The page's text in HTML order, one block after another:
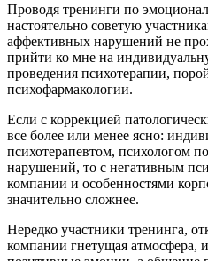
Проводя тренинги по
настоятельно советую
аффективных нарушений не
прийти ко мне на
проведения психотерапии,
психофармакологии.
Если с коррекцией
все более или менее ясно:
психотерапевтом, психологом
нарушений, то с негативным
компании и особенностями
значительно сложнее.
Нередко участники тренинга,
компании гнетущая атмосфера,